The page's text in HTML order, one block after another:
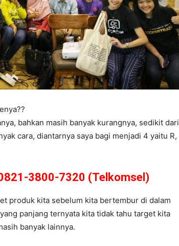
bahkan masih banyak kurangnya, sedikit dari
cara, diantarnya saya bagi menjadi 4 yaitu R,
3800-7320 (Telkomsel)
produk kita sebelum kita bertembur di dalam
panjang ternyata kita tidak tahu target kita
banyak lainnya.